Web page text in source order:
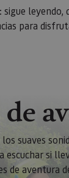
leyendo,
para
suaves
escuchar si
de aventura